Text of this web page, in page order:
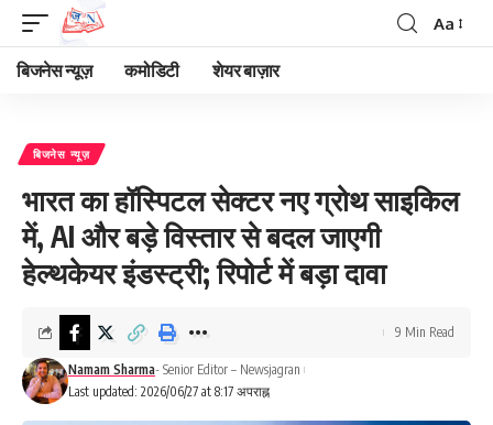
Font
Aa
बिजनेस न्यूज़ कमोडिटी शेयर बाज़ार
बिजनेस न्यूज़
भारत का हॉस्पिटल सेक्टर नए ग्रोथ साइकिल
में, AI और बड़े विस्तार से बदल जाएगी
हेल्थकेयर इंडस्ट्री; रिपोर्ट में बड़ा दावा
Last updated: 2026/06/27 at 8:17 अपराह्न
Namam Sharma- Senior Editor – Newsjagran
9 Min Read